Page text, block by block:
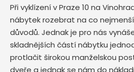
Při vyklízení v Praze 10 na
nábytek rozebrat na co
důvodů. Jednak je pro nás
skladnějších částí nábytku
protlačit širokou manželskou
dveře a jednak se nám do